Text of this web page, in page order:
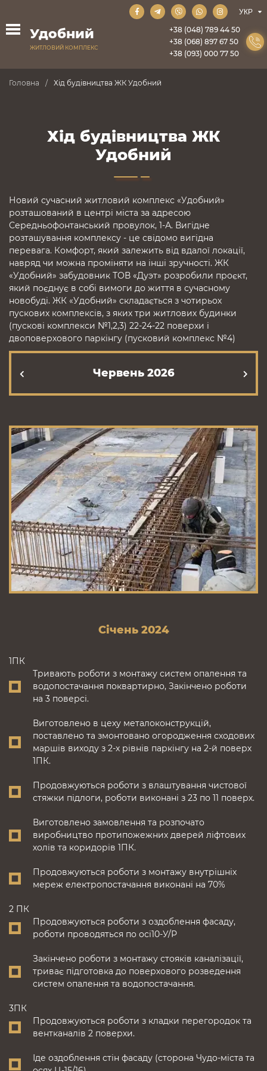
Удобний
ЖИТЛОВИЙ КОМПЛЕКС
+38 (048) 789 44 50
+38 (068) 897 67 50
+38 (093) 000 77 50
Головна Хід будівництва ЖК Удобний
Хід будівництва ЖК
Удобний
Новий сучасний житловий комплекс «Удобний»
розташований в центрі міста за адресою
Середньофонтанський провулок, 1-А. Вигідне
розташування комплексу - це свідомо вигідна
перевага. Комфорт, який залежить від вдалої локації,
навряд чи можна проміняти на інші зручності. ЖК
«Удобний» забудовник ТОВ «Дуэт» розробили проєкт,
який поєднує в собі вимоги до життя в сучасному
новобуді. ЖК «Удобний» складається з чотирьох
пускових комплексів, з яких три житлових будинки
(пускові комплекси №1,2,3) 22-24-22 поверхи і
двоповерхового паркінгу (пусковий комплекс №4)
Червень 2026
Січень 2024
1ПК
Тривають роботи з монтажу систем опалення та
водопостачання поквартирно, Закінчено роботи
на 3 поверсі.
Виготовлено в цеху металоконструкцій,
поставлено та змонтовано огородження сходових
маршів виходу з 2-х рівнів паркінгу на 2-й поверх
1ПК.
Продовжуються роботи з влаштування чистової
стяжки підлоги, роботи виконані з 23 по 11 поверх.
Виготовлено замовлення та розпочато
виробництво протипожежних дверей ліфтових
холів та коридорів 1ПК.
Продовжуються роботи з монтажу внутрішніх
мереж електропостачання виконані на 70%
2 ПК
Продовжуються роботи з оздоблення фасаду,
роботи проводяться по осі10-У/Р
Закінчено роботи з монтажу стояків каналізації,
триває підготовка до поверхового розведення
систем опалення та водопостачання.
3ПК
Продовжуються роботи з кладки перегородок та
вентканалів 2 поверхи.
Іде оздоблення стін фасаду (сторона Чудо-міста та